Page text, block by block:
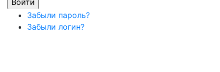
Забыли пароль?
Забыли логин?